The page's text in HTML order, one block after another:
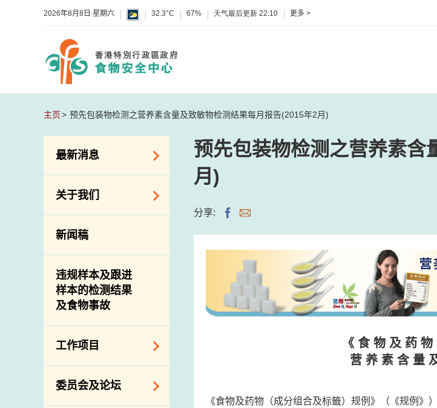
2026年8月8日 星期六 32.3°C 67% 天气最后更新 22:10 更多 >
主页 预先包装物检测之营养素含量及致敏物检测结果每月报告(2015年2月)
最新消息
食物警报 / 致敏物
警报
活动
关于我们
组织结构
介绍短片
新闻稿
违规样本及跟进
样本的检测结果
及食物事故
工作项目
降低膳食中的钠和
糖
委员会及论坛
预先包装物检测之营养素含
月)
分享:
《 食 物 及 药
营 养 素 含 量
《食物及药物（成分组合及标籤）规例》（《规例》